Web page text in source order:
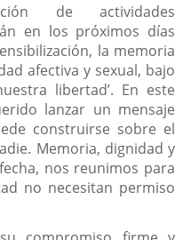
de actividades
en los próximos días
la memoria
afectiva y sexual, bajo
libertad’. En este
lanzar un mensaje
construirse sobre el
Memoria, dignidad y
nos reunimos para
no necesitan permiso